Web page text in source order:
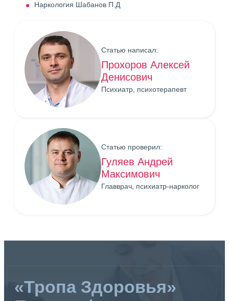
Наркология Шабанов П.Д
Статью написал:
Прохоров Алексей
Денисович
Психиатр, психотерапевт
Статью проверил:
Гуляев Андрей
Максимович
Главврач, психиатр-нарколог
«Тропа Здоровья»